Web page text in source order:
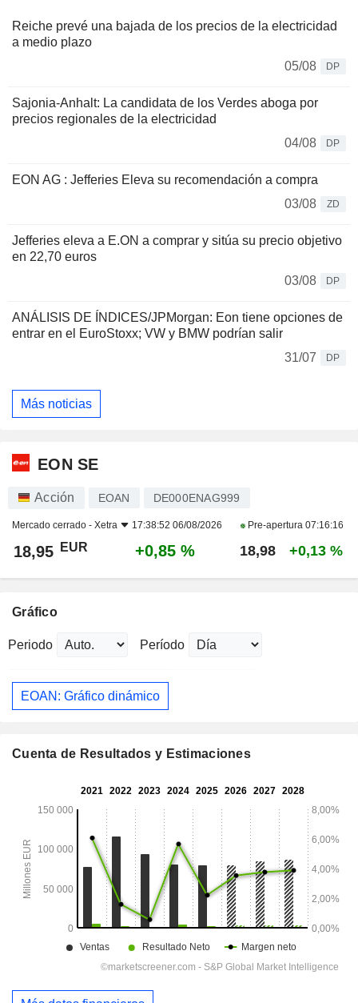
Reiche prevé una bajada de los precios de la electricidad
a medio plazo
05/08
DP
Sajonia-Anhalt: La candidata de los Verdes aboga por
precios regionales de la electricidad
04/08
DP
EON AG : Jefferies Eleva su recomendación a compra
03/08
ZD
Jefferies eleva a E.ON a comprar y sitúa su precio objetivo
en 22,70 euros
03/08
DP
ANÁLISIS DE ÍNDICES/JPMorgan: Eon tiene opciones de
entrar en el EuroStoxx; VW y BMW podrían salir
31/07
DP
Más noticias
EON SE
Acción EOAN DE000ENAG999
Mercado cerrado - Xetra 17:38:52 06/08/2026 Pre-apertura 07:16:16
18,95 EUR +0,85 % 18,98 +0,13 %
Gráfico
Periodo Período
EOAN: Gráfico dinámico
Cuenta de Resultados y Estimaciones